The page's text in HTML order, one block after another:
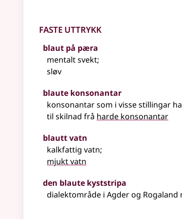
Faste uttrykk
blaut på pæra
mentalt svekt;
sløv
blaute konsonantar
konsonantar som i visse stillingar
til skilnad frå harde konsonantar
blautt vatn
kalkfattig vatn;
mjukt vatn
den blaute kyststripa
dialektområde i Agder og Rogaland